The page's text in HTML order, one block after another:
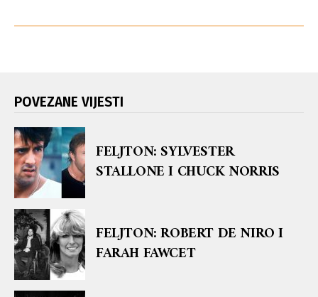
POVEZANE VIJESTI
FELJTON: SYLVESTER
STALLONE I CHUCK NORRIS
FELJTON: ROBERT DE NIRO I
FARAH FAWCET